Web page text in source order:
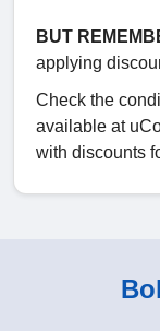
BUT
applying
Check the
available at
with discounts